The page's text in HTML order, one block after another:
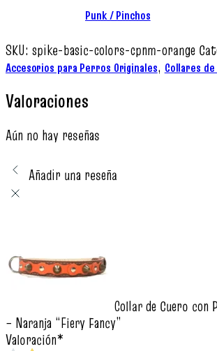
Punk / Pinchos
SKU: spike-basic-colors-cpnm-orange
Accesorios para Perros Originales, Collares
Valoraciones
Aún no hay reseñas
Añadir una reseña
Collar de Cuero con
– Naranja “Fiery Fancy”
Valoración*